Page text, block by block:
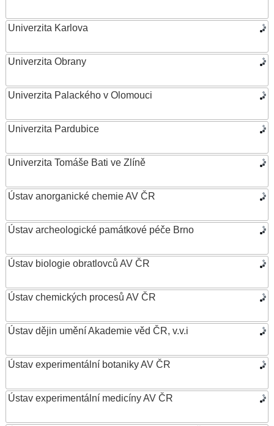
Univerzita Karlova
Univerzita Obrany
Univerzita Palackého v Olomouci
Univerzita Pardubice
Univerzita Tomáše Bati ve Zlíně
Ústav anorganické chemie AV ČR
Ústav archeologické památkové péče Brno
Ústav biologie obratlovců AV ČR
Ústav chemických procesů AV ČR
Ústav dějin umění Akademie věd ČR, v.v.i
Ústav experimentální botaniky AV ČR
Ústav experimentální medicíny AV ČR